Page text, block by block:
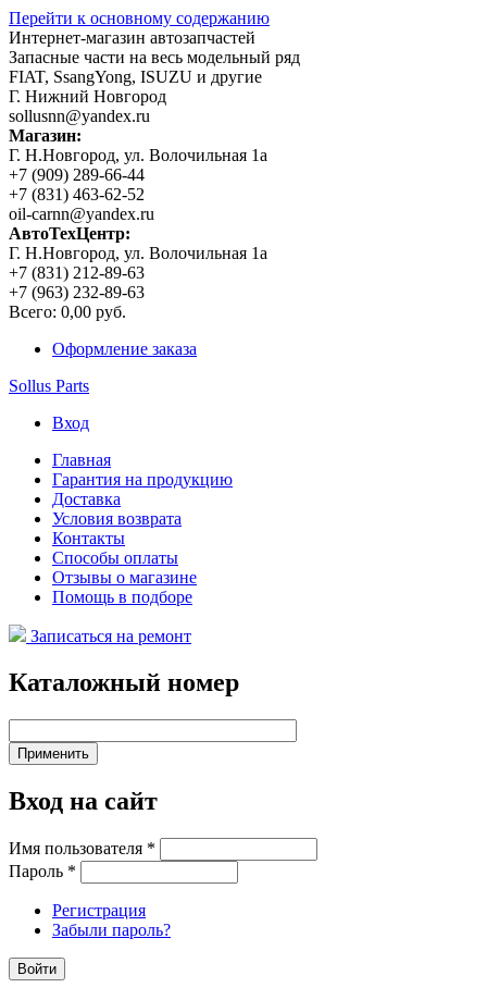
Перейти к основному содержанию
Интернет-магазин автозапчастей
Запасные части на весь модельный ряд
FIAT, SsangYong, ISUZU и другие
Г. Нижний Новгород
sollusnn@yandex.ru
Магазин:
Г. Н.Новгород, ул. Волочильная 1а
+7 (909) 289-66-44
+7 (831) 463-62-52
oil-carnn@yandex.ru
АвтоТехЦентр:
Г. Н.Новгород, ул. Волочильная 1а
+7 (831) 212-89-63
+7 (963) 232-89-63
Всего: 0,00 руб.
Оформление заказа
Sollus Parts
Вход
Главная
Гарантия на продукцию
Доставка
Условия возврата
Контакты
Способы оплаты
Отзывы о магазине
Помощь в подборе
Записаться на ремонт
Каталожный номер
Вход на сайт
Имя пользователя *
Пароль *
Регистрация
Забыли пароль?